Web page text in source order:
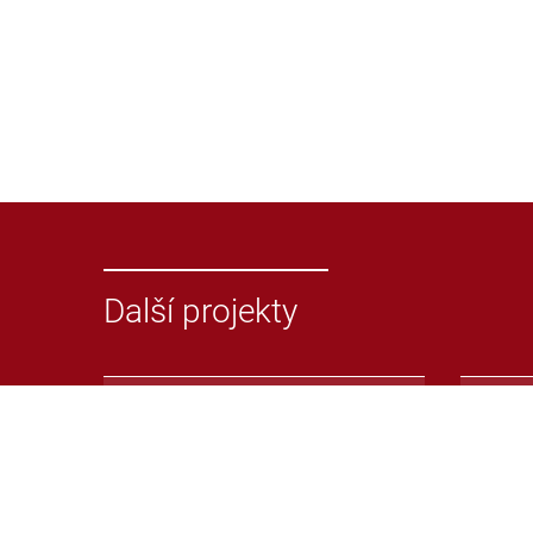
Další projekty